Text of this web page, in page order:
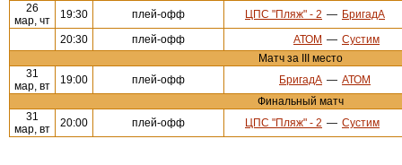
26
мар, чт
19:30 плей-офф ЦПС "Пляж" - 2 — БригадА
20:30
плей-офф АТОМ — Сустим
Матч за III место
31
мар, вт
19:00 плей-офф БригадА — АТОМ
Финальный матч
31
мар, вт
20:00 плей-офф ЦПС "Пляж" - 2 — Сустим